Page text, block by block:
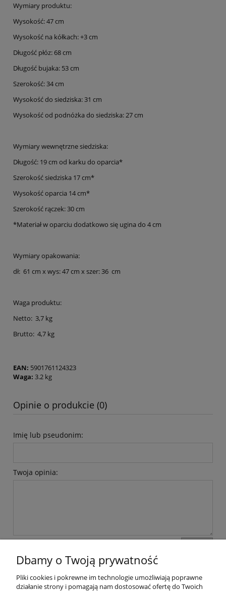
Wymiary produktu:
Wysokość: 47 cm
Wysokość na kółkach: +3 cm
Długość płóz: 68 cm
Długość bujaka: 53 cm
Szerokość: 34 cm
Wysokość do siedziska: 31 cm
Wysokość od podnóżka do siedziska: 27 cm
Wymiary wewnętrzne siedziska:
Długość: 19 cm od karku do oparcia*
Szerokość siedziska 17 cm*
Wysokość oparcia 14 cm*
Szerokość rączek: 30 cm
*Materiał w oparciu dodatkowo się ugina do 4 cm
Wymiary opakowania:
dł: 61 cm x wys: 47 cm x szer: 36 cm
Waga produktu:
Netto: 3,7 kg
Brutto: 4,7 kg
EAN: 5901761124323
Waga: 3.2 kg
Opinie o produkcie (0)
Imię lub pseudonim:
Twoja opinia:
Pomoc
Dbamy o Twoją prywatność
Pliki cookies i pokrewne im technologie umożliwiają poprawne
działanie strony i pomagają nam dostosować ofertę do Twoich